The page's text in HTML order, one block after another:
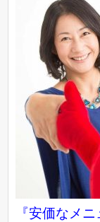
『安価なメニ